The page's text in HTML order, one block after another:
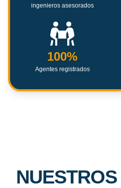
ingenieros asesorados
100%
Agentes registrados